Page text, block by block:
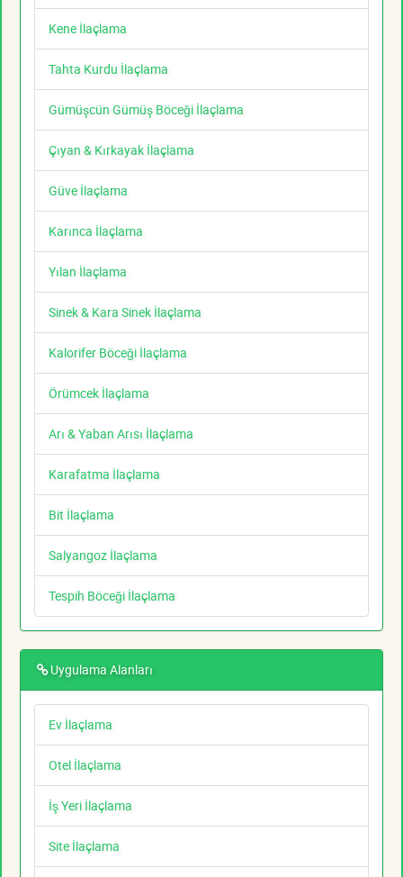
Kene İlaçlama
Tahta Kurdu İlaçlama
Gümüşcün Gümüş Böceği İlaçlama
Çıyan & Kırkayak İlaçlama
Güve İlaçlama
Karınca İlaçlama
Yılan İlaçlama
Sinek & Kara Sinek İlaçlama
Kalorifer Böceği İlaçlama
Örümcek İlaçlama
Arı & Yaban Arısı İlaçlama
Karafatma İlaçlama
Bit İlaçlama
Salyangoz İlaçlama
Tespih Böceği İlaçlama
Uygulama Alanları
Ev İlaçlama
Otel İlaçlama
İş Yeri İlaçlama
Site İlaçlama